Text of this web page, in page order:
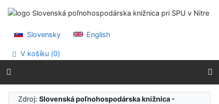
Prejsť na menu
Slovensky
English
V košíku (0)
Zdroj:Slovenská poľnohospodárska knižnica -